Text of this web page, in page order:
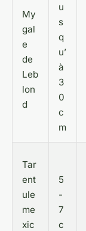
My
gal
e
de
Leb
lon
d
u
s
q
u’
à
3
0
c
m
Tar
ent
ule
me
xic
5
-
7
c